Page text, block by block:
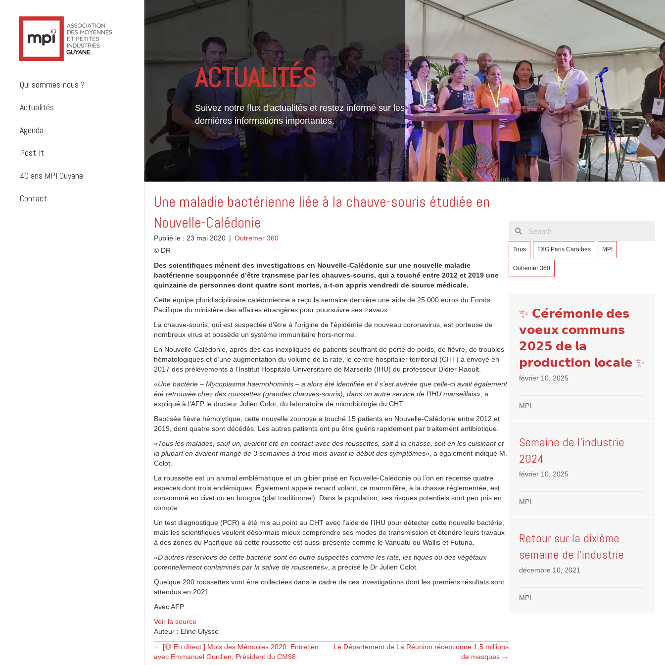
Qui sommes-nous ?
Actualités
Agenda
Post-It
40 ans MPI Guyane
Contact
ACTUALITÉS
Suivez notre flux d'actualités et restez informé sur les
dernières informations importantes.
Une maladie bactérienne liée à la chauve-souris étudiée en
Nouvelle-Calédonie
Publié le : 23 mai 2020 | Outremer 360
© DR
Des scientifiques mènent des investigations en Nouvelle-Calédonie sur une nouvelle maladie
bactérienne soupçonnée d’être transmise par les chauves-souris, qui a touché entre 2012 et 2019 une
quinzaine de personnes dont quatre sont mortes, a-t-on appris vendredi de source médicale.
Cette équipe pluridisciplinaire calédonienne a reçu la semaine dernière une aide de 25.000 euros du Fonds
Pacifique du ministère des affaires étrangères pour poursuivre ses travaux.
La chauve-souris, qui est suspectée d’être à l’origine de l’épidémie de nouveau coronavirus, est porteuse de
nombreux virus et possède un système immunitaire hors-norme.
En Nouvelle-Calédonie, après des cas inexpliqués de patients souffrant de perte de poids, de fièvre, de troubles
hématologiques et d’une augmentation du volume de la rate, le centre hospitalier territorial (CHT) a envoyé en
2017 des prélèvements à l’Institut Hospitalo-Universitaire de Marseille (IHU) du professeur Didier Raoult.
«Une bactérie – Mycoplasma haemohominis – a alors été identifiée et il s’est avérée que celle-ci avait également
été retrouvée chez des roussettes (grandes chauves-souris), dans un autre service de l’IHU marseillais» , a
expliqué à l’AFP le docteur Julien Colot, du laboratoire de microbiologie du CHT.
Baptisée fièvre hémolytique, cette nouvelle zoonose a touché 15 patients en Nouvelle-Calédonie entre 2012 et
2019, dont quatre sont décédés. Les autres patients ont pu être guéris rapidement par traitement antibiotique.
«Tous les malades, sauf un, avaient été en contact avec des roussettes, soit à la chasse, soit en les cuisinant et
la plupart en avaient mangé de 3 semaines à trois mois avant le début des symptômes» , a également indiqué M.
Colot.
La roussette est un animal emblématique et un gibier prisé en Nouvelle-Calédonie où l’on en recense quatre
espèces dont trois endémiques. Également appelé renard volant, ce mammifère, à la chasse réglementée, est
consommé en civet ou en bougna (plat traditionnel). Dans la population, ses risques potentiels sont peu pris en
compte.
Un test diagnostique (PCR) a été mis au point au CHT avec l’aide de l’IHU pour détecter cette nouvelle bactérie,
mais les scientifiques veulent désormais mieux comprendre ses modes de transmission et étendre leurs travaux
à des zones du Pacifique où cette roussette est aussi présente comme le Vanuatu ou Wallis et Futuna.
«D’autres réservoirs de cette bactérie sont en outre suspectés comme les rats, les tiques ou des végétaux
potentiellement contaminés par la salive de roussettes» , a précisé le Dr Julien Colot.
Quelque 200 roussettes vont être collectées dans le cadre de ces investigations dont les premiers résultats sont
attendus en 2021.
Avec AFP
Voir la source
Auteur : Eline Ulysse
Posts
← [🔴 En direct ] Mois des Mémoires 2020: Entretien
avec Emmanuel Gordien, Président du CM98
Le Département de La Réunion réceptionne 1,5 millions
de masques →
Tous FXG Paris Caraibes MPI
Outremer 360
✨ 𝗖𝗲́𝗿𝗲́𝗺𝗼𝗻𝗶𝗲 𝗱𝗲𝘀
𝘃𝗼𝗲𝘂𝘅 𝗰𝗼𝗺𝗺𝘂𝗻𝘀
𝟮𝟬𝟮𝟱 𝗱𝗲 𝗹𝗮
𝗽𝗿𝗼𝗱𝘂𝗰𝘁𝗶𝗼𝗻 𝗹𝗼𝗰𝗮𝗹𝗲 ✨
février 10, 2025
MPI
Semaine de l’industrie
2024
février 10, 2025
MPI
Retour sur la dixième
semaine de l’industrie
décembre 10, 2021
MPI